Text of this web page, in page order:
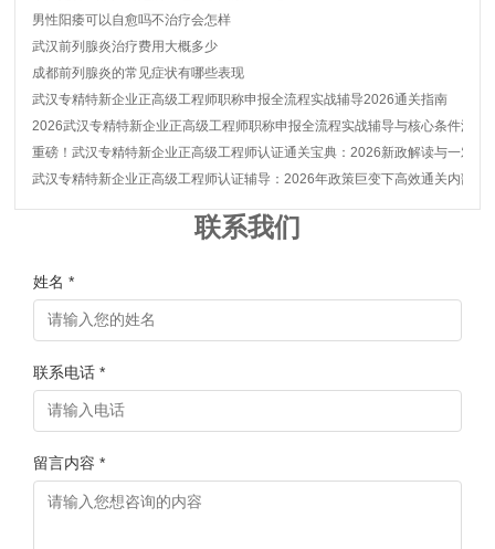
男性阳痿可以自愈吗不治疗会怎样
武汉前列腺炎治疗费用大概多少
成都前列腺炎的常见症状有哪些表现
武汉专精特新企业正高级工程师职称申报全流程实战辅导2026通关指南
2026武汉专精特新企业正高级工程师职称申报全流程实战辅导与核心条件深度
重磅！武汉专精特新企业正高级工程师认证通关宝典：2026新政解读与一对一
武汉专精特新企业正高级工程师认证辅导：2026年政策巨变下高效通关内部秘
联系我们
姓名 *
联系电话 *
留言内容 *